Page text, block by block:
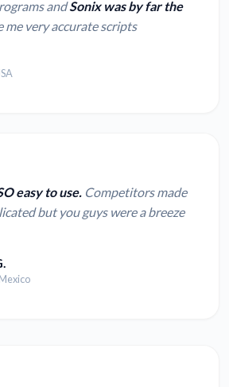
andSonix was by far the
me very accurate scripts
easy to use. Competitors made
but you guys were a breeze